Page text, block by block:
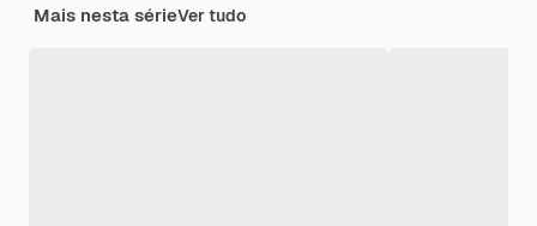
Mais nesta sérieVer tudo